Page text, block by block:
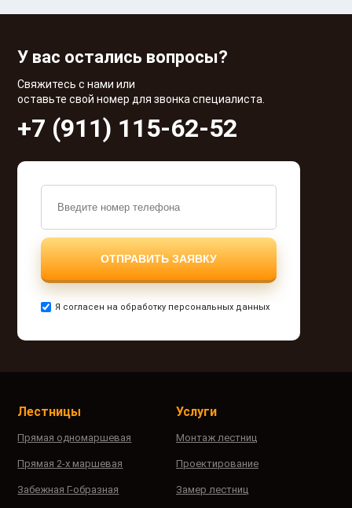
У вас остались вопросы?
Свяжитесь с нами или
оставьте свой номер для звонка специалиста.
+7 (911) 115-62-52
Я согласен на обработку персональных данных
Лестницы
Прямая одномаршевая
Прямая 2-х маршевая
Забежная Г-образная
Услуги
Монтаж лестниц
Проектирование
Замер лестниц